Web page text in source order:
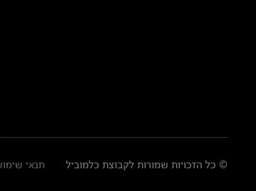
© כל הזכויות שמורות לקבוצת כלמוביל תנאי